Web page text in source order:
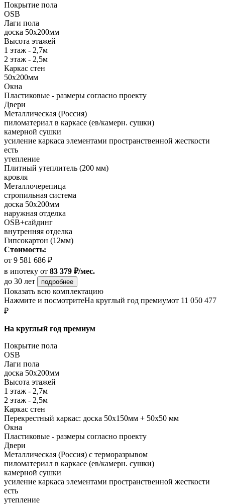
Покрытие пола
OSB
Лаги пола
доска 50х200мм
Высота этажей
1 этаж - 2,7м
2 этаж - 2,5м
Каркас стен
50х200мм
Окна
Пластиковые - размеры согласно проекту
Двери
Металлическая (Россия)
пиломатериал в каркасе (ев/камерн. сушки)
камерной сушки
усиление каркаса элементами пространственной жесткости
есть
утепление
Плитный утеплитель (200 мм)
кровля
Металлочерепица
стропильная система
доска 50х200мм
наружная отделка
OSB+сайдинг
внутренняя отделка
Гипсокартон (12мм)
Стоимость:
от 9 581 686 ₽
в ипотеку от 83 379 ₽/мес.
до 30 лет
подробнее
Показать всю комплектацию
Нажмите и посмотритеНа круглый год премиумот 11 050 477
₽
На круглый год премиум
Покрытие пола
OSB
Лаги пола
доска 50х200мм
Высота этажей
1 этаж - 2,7м
2 этаж - 2,5м
Каркас стен
Перекрестный каркас: доска 50х150мм + 50х50 мм
Окна
Пластиковые - размеры согласно проекту
Двери
Металлическая (Россия) с терморазрывом
пиломатериал в каркасе (ев/камерн. сушки)
камерной сушки
усиление каркаса элементами пространственной жесткости
есть
утепление